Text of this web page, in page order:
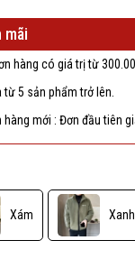
mãi
hàng có giá trị từ
5 sản phẩm trở lên.
mới : Đơn đầu tiên
Xám